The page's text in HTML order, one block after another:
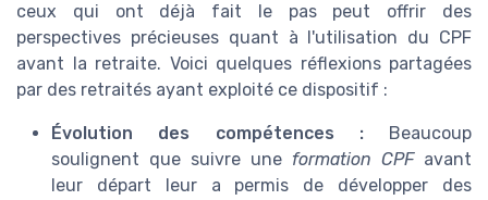
ceux qui ont déjà fait le pas peut offrir des
perspectives précieuses quant à l'utilisation du CPF
avant la retraite. Voici quelques réflexions partagées
par des retraités ayant exploité ce dispositif :
Évolution des compétences :Beaucoup
soulignent que suivre une formation CPFavant
leur départ leur a permis de développer des